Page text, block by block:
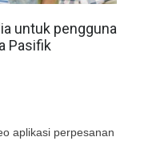
untuk pengguna
Pasifik
aplikasi perpesanan